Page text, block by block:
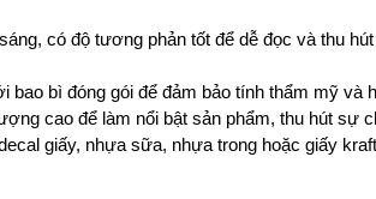
có độ tương phản tốt để dễ đọc và thu
bao bì đóng gói để đảm bảo tính thẩm mỹ và
cao để làm nổi bật sản phẩm, thu hút sự
giấy, nhựa sữa, nhựa trong hoặc giấy